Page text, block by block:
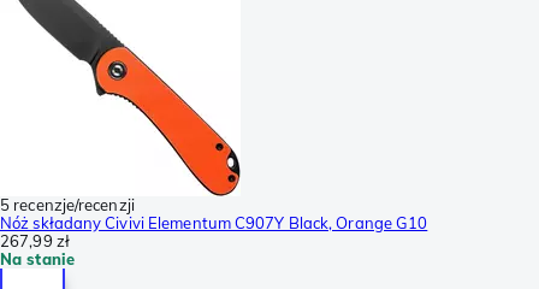
5 recenzje/recenzji
Nóż składany Civivi Elementum C907Y Black, Orange G10
267,99 zł
Na stanie